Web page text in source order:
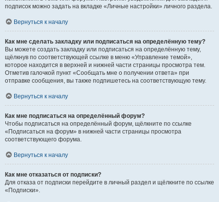
подписок можно задать на вкладке «Личные настройки» личного раздела.
Вернуться к началу
Как мне сделать закладку или подписаться на определённую тему?
Вы можете создать закладку или подписаться на определённую тему,
щёлкнув по соответствующей ссылке в меню «Управление темой»,
которое находится в верхней и нижней части страницы просмотра тем.
Отметив галочкой пункт «Сообщать мне о получении ответа» при
отправке сообщения, вы также подпишетесь на соответствующую тему.
Вернуться к началу
Как мне подписаться на определённый форум?
Чтобы подписаться на определённый форум, щёлкните по ссылке
«Подписаться на форум» в нижней части страницы просмотра
соответствующего форума.
Вернуться к началу
Как мне отказаться от подписки?
Для отказа от подписки перейдите в личный раздел и щёлкните по ссылке
«Подписки».